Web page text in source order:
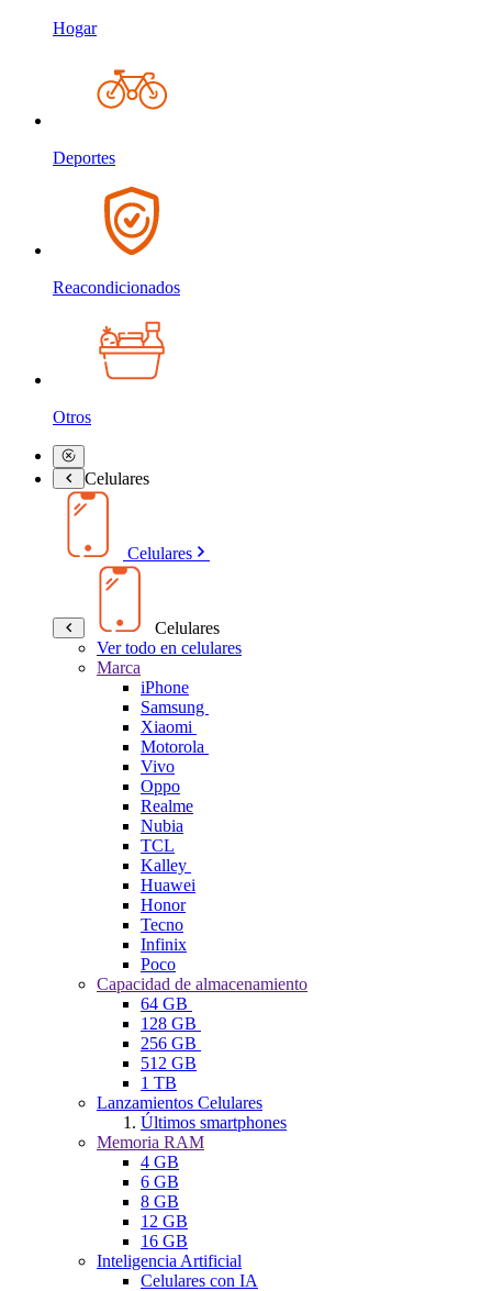
Hogar
Deportes
Reacondicionados
Otros
Celulares
Celulares
Celulares
Ver todo en celulares
Marca
iPhone
Samsung
Xiaomi
Motorola
Vivo
Oppo
Realme
Nubia
TCL
Kalley
Huawei
Honor
Tecno
Infinix
Poco
Capacidad de almacenamiento
64 GB
128 GB
256 GB
512 GB
1 TB
Lanzamientos Celulares
Últimos smartphones
Memoria RAM
4 GB
6 GB
8 GB
12 GB
16 GB
Inteligencia Artificial
Celulares con IA